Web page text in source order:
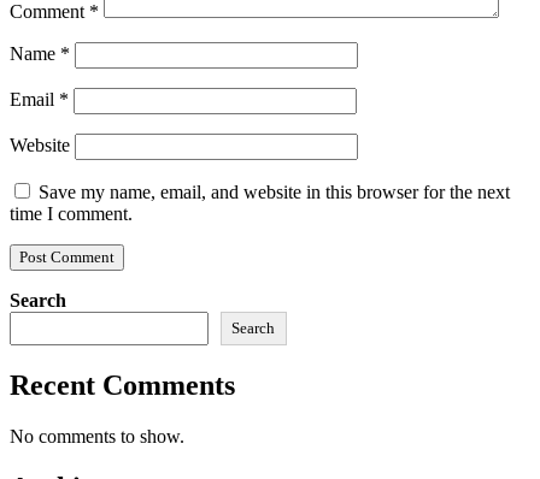
Comment *
Name *
Email *
Website
Save my name, email, and website in this browser for the next
time I comment.
Search
Search
Recent Comments
No comments to show.